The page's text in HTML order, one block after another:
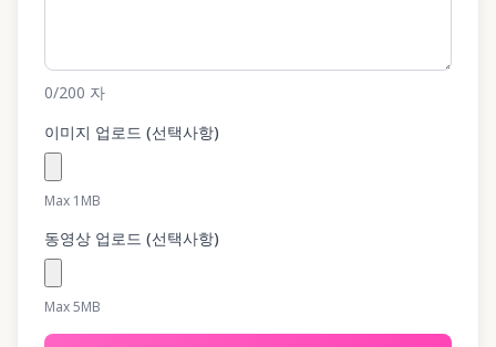
0/200 자
이미지 업로드 (선택사항)
Max 1MB
동영상 업로드 (선택사항)
Max 5MB